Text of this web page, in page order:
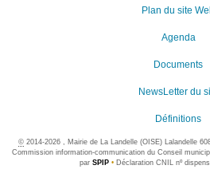
Plan du site
Agenda
Documents
NewsLetter du
Définitions
©2014-2026 , Mairie de La Landelle (OISE) Lalandelle
Commission information-communication du Conseil
par SPIP •Déclaration CNIL nº